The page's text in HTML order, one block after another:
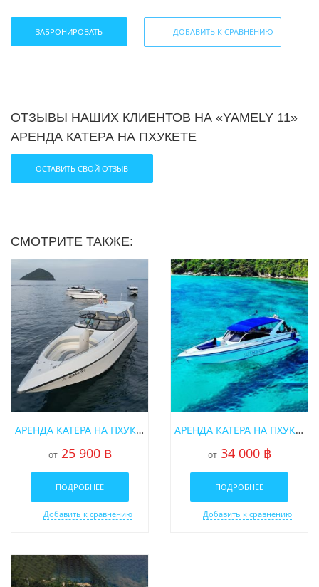
Поделиться:
менеджера
ЗАБРОНИРОВАТЬ ДОБАВИТЬ К СРАВНЕНИЮ
ОТЗЫВЫ НАШИХ КЛИЕНТОВ НА «YAMELY 11»
АРЕНДА КАТЕРА НА ПХУКЕТЕ
ОСТАВИТЬ СВОЙ ОТЗЫВ
СМОТРИТЕ ТАКЖЕ:
АРЕНДА КАТЕРА НА ПХУКЕТЕ «GAMBIT»
от 25 900 ฿
ПОДРОБНЕЕ
Добавить к сравнению
АРЕНДА КАТЕРА НА ПХУКЕТЕ OFFSPRAY
от 34 000 ฿
ПОДРОБНЕЕ
Добавить к сравнению